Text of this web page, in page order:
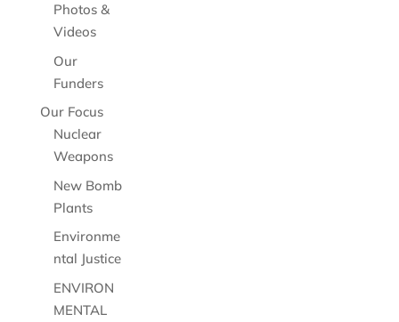
Photos &
Videos
Our
Funders
Our Focus
Nuclear
Weapons
New Bomb
Plants
Environme
ntal Justice
ENVIRON
MENTAL